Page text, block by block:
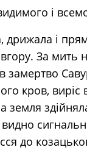
і
дрижала і
вгору. За мить
замертво
кров, виріс
земля
до